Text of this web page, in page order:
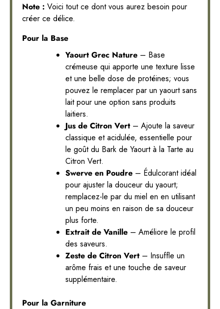
Note : Voici tout ce dont vous aurez besoin pour
créer ce délice.
Pour la Base
Yaourt Grec Nature – Base
crémeuse qui apporte une texture lisse
et une belle dose de protéines; vous
pouvez le remplacer par un yaourt sans
lait pour une option sans produits
laitiers.
Jus de Citron Vert – Ajoute la saveur
classique et acidulée, essentielle pour
le goût du Bark de Yaourt à la Tarte au
Citron Vert.
Swerve en Poudre – Édulcorant idéal
pour ajuster la douceur du yaourt;
remplacez-le par du miel en en utilisant
un peu moins en raison de sa douceur
plus forte.
Extrait de Vanille – Améliore le profil
des saveurs.
Zeste de Citron Vert – Insuffle un
arôme frais et une touche de saveur
supplémentaire.
Pour la Garniture